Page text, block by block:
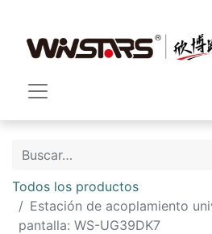
Todos los productos
Estación de acoplamiento
pantalla: WS-UG39DK7